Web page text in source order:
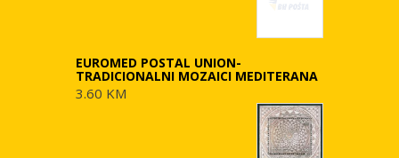
EUROMED POSTAL UNION-
TRADICIONALNI MOZAICI MEDITERANA
3.60 KM